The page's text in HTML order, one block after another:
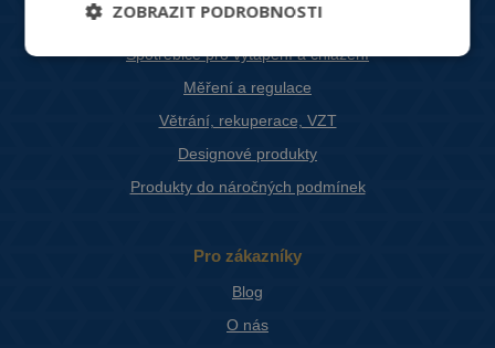
HVAC ventily
Spotřebiče pro vytápění a chlazení
Měření a regulace
Větrání, rekuperace, VZT
Designové produkty
Produkty do náročných podmínek
Pro zákazníky
Blog
O nás
ZOBRAZIT PODROBNOSTI